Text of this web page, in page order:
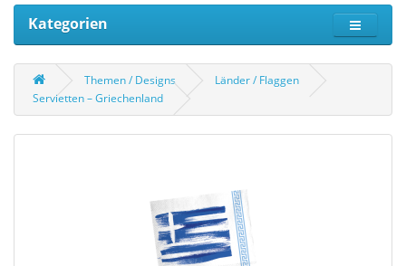
Kategorien
Themen / Designs
Länder / Flaggen
Servietten – Griechenland